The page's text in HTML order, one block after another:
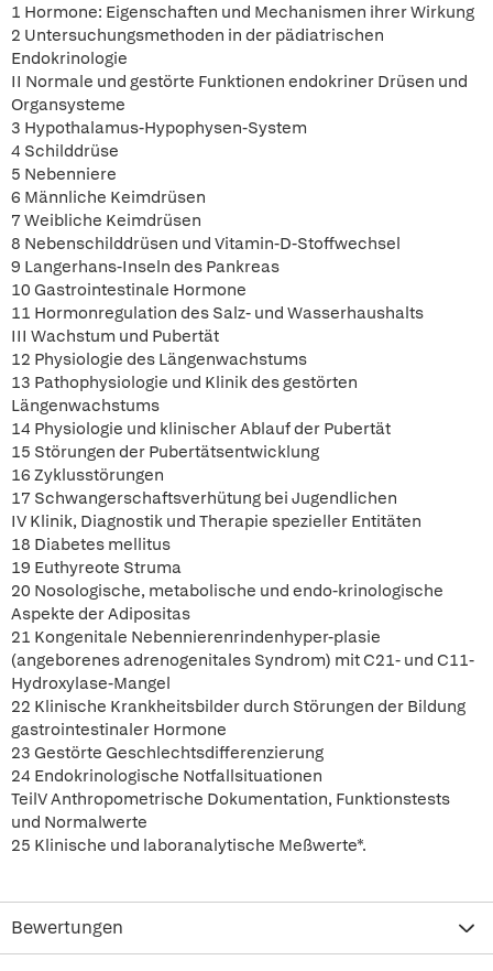
1 Hormone: Eigenschaften und Mechanismen ihrer Wirkung
2 Untersuchungsmethoden in der pädiatrischen
Endokrinologie
II Normale und gestörte Funktionen endokriner Drüsen und
Organsysteme
3 Hypothalamus-Hypophysen-System
4 Schilddrüse
5 Nebenniere
6 Männliche Keimdrüsen
7 Weibliche Keimdrüsen
8 Nebenschilddrüsen und Vitamin-D-Stoffwechsel
9 Langerhans-Inseln des Pankreas
10 Gastrointestinale Hormone
11 Hormonregulation des Salz- und Wasserhaushalts
III Wachstum und Pubertät
12 Physiologie des Längenwachstums
13 Pathophysiologie und Klinik des gestörten
Längenwachstums
14 Physiologie und klinischer Ablauf der Pubertät
15 Störungen der Pubertätsentwicklung
16 Zyklusstörungen
17 Schwangerschaftsverhütung bei Jugendlichen
IV Klinik, Diagnostik und Therapie spezieller Entitäten
18 Diabetes mellitus
19 Euthyreote Struma
20 Nosologische, metabolische und endo-krinologische
Aspekte der Adipositas
21 Kongenitale Nebennierenrindenhyper-plasie
(angeborenes adrenogenitales Syndrom) mit C21- und C11-
Hydroxylase-Mangel
22 Klinische Krankheitsbilder durch Störungen der Bildung
gastrointestinaler Hormone
23 Gestörte Geschlechtsdifferenzierung
24 Endokrinologische Notfallsituationen
TeilV Anthropometrische Dokumentation, Funktionstests
und Normalwerte
25 Klinische und laboranalytische Meßwerte*.
Bewertungen